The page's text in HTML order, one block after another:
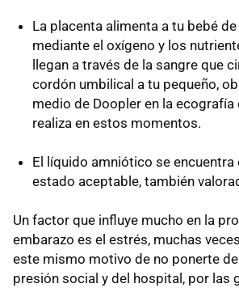
La placenta alimenta a tu bebé
mediante el oxígeno y los
llegan a través de la sangre que
cordón umbilical a tu pequeño,
medio de Doopler en la
realiza en estos momentos.
El líquido amniótico se encuentra
estado aceptable, también
Un factor que influye mucho en la
embarazo es el estrés, muchas
este mismo motivo de no ponerte
presión social y del hospital, por las